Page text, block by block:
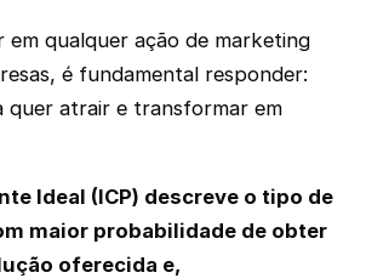
em qualquer ação de marketing
é fundamental responder:
quer atrair e transformar em
Ideal (ICP) descreve o tipo de
maior probabilidade de obter
oferecida e,